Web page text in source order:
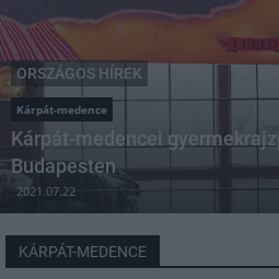
ORSZÁGOS HÍREK
Kárpát-medence
Kárpát-medencei
Budapesten
2021.07.22
KÁRPÁT-MEDENCE